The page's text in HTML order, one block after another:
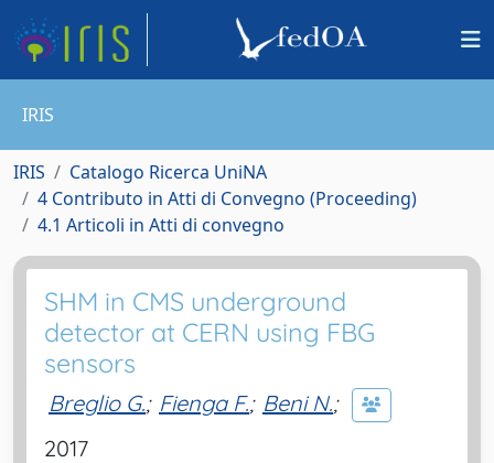
IRIS
IRIS
Catalogo Ricerca UniNA
4 Contributo in Atti di Convegno (Proceeding)
4.1 Articoli in Atti di convegno
SHM in CMS underground
detector at CERN using FBG
sensors
Breglio G.; Fienga F.; Beni N.;
2017